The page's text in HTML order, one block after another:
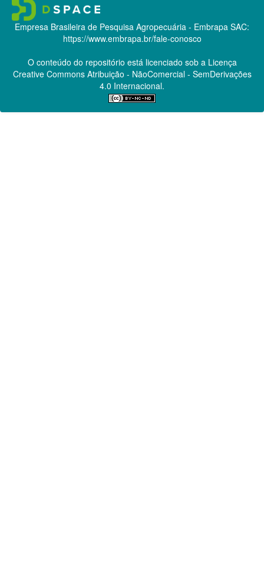
Empresa Brasileira de Pesquisa Agropecuária - Embrapa SAC:
https://www.embrapa.br/fale-conosco
O conteúdo do repositório está licenciado sob a Licença
Creative CommonsAtribuição - NãoComercial - SemDerivações
4.0 Internacional.